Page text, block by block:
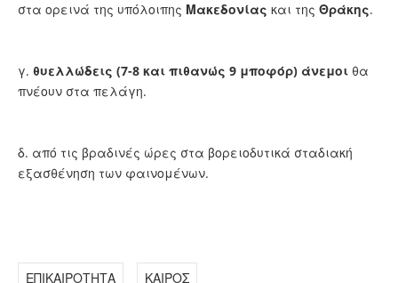
στα ορεινά της υπόλοιπης Μακεδονίας και της Θράκης.
γ. θυελλώδεις (7-8 και πιθανώς 9 μποφόρ) άνεμοι θα
πνέουν στα πελάγη.
δ. από τις βραδινές ώρες στα βορειοδυτικά σταδιακή
εξασθένηση των φαινομένων.
ΕΠΙΚΑΙΡΟΤΗΤΑ ΚΑΙΡΟΣ